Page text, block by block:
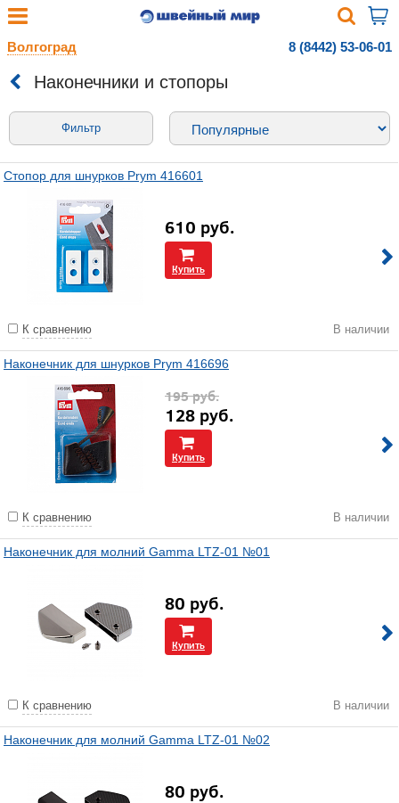
Волгоград 8 (8442) 53-06-01
Наконечники и стопоры
Фильтр
Стопор для шнурков Prym 416601
610 руб.
Купить
К сравнению В наличии
Наконечник для шнурков Prym 416696
195руб.
128 руб.
Купить
К сравнению В наличии
Наконечник для молний Gamma LTZ-01 №01
80 руб.
Купить
К сравнению В наличии
Наконечник для молний Gamma LTZ-01 №02
80 руб.